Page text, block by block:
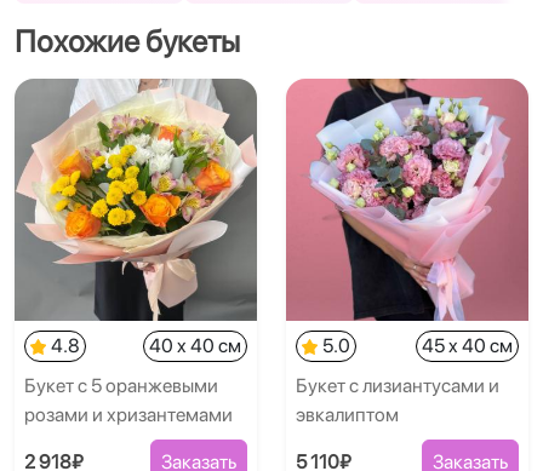
Похожие букеты
4.8
40 x 40 см
Букет с 5 оранжевыми
розами и хризантемами
2 918₽ Заказать
5.0
45 x 40 см
Букет с лизиантусами и
эвкалиптом
5 110₽ Заказать